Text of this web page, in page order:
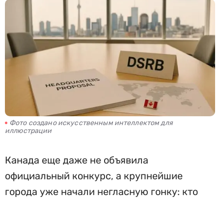
Фото создано искусственным интеллектом для
иллюстрации
Канада еще даже не объявила
официальный конкурс, а крупнейшие
города уже начали негласную гонку: кто